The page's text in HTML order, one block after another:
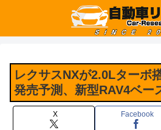
レクサスNXが2.0Lターボ
発売予測、新型RAV4ベー
X Facebook